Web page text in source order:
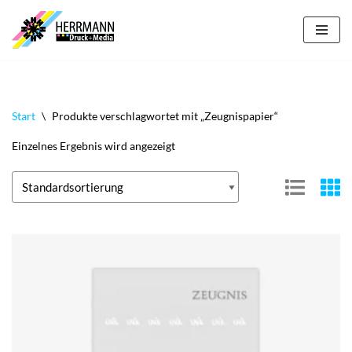
Zum
Start \ Produkte verschlagwortet mit „Zeugnispapier“
Einzelnes Ergebnis wird angezeigt